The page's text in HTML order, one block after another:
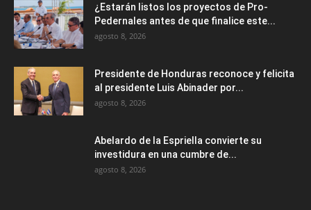
¿Estarán listos los proyectos de Pro-
Pedernales antes de que finalice este...
agosto 8, 2026
Presidente de Honduras reconoce y felicita
al presidente Luis Abinader por...
agosto 8, 2026
Abelardo de la Espriella convierte su
investidura en una cumbre de...
agosto 8, 2026